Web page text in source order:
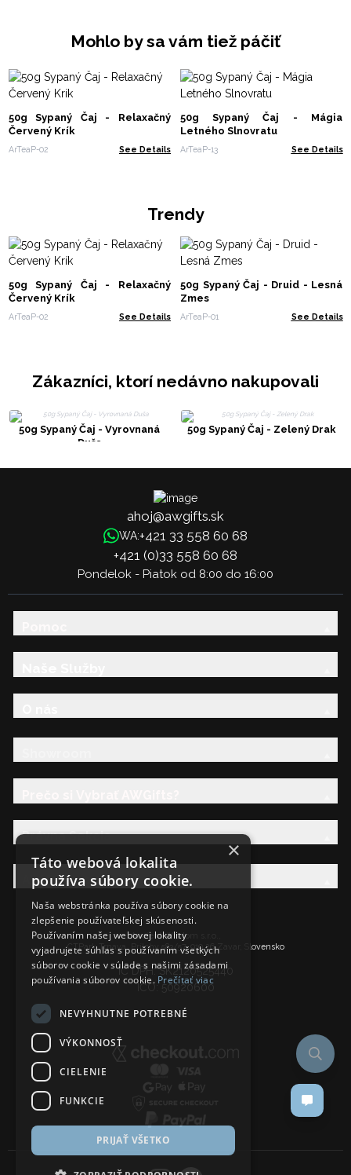
Mohlo by sa vám tiež páčiť
50g Sypaný Čaj - Relaxačný
Červený Krík
ArTeaP-02 See Details
50g Sypaný Čaj - Mágia
Letného Slnovratu
ArTeaP-13 See Details
Trendy
50g Sypaný Čaj - Relaxačný
Červený Krík
ArTeaP-02 See Details
50g Sypaný Čaj - Druid - Lesná
Zmes
ArTeaP-01 See Details
Zákazníci, ktorí nedávno nakupovali
50g Sypaný Čaj - Vyrovnaná
Duša
50g Sypaný Čaj - Zelený Drak
ahoj@awgifts.sk
WA:+421 33 558 60 68
+421 (0)33 558 60 68
Pondelok - Piatok od 8:00 do 16:00
Právna Sekcia
AW Rodina
Ancient Wisdom s.r.o.,
CTPark Trnava, Prílohy 583/57, 919 26 Zavar, Slovensko
IČ DPH: SK2120525440
IČO: 50920600
×
Táto webová lokalita
používa súbory cookie.
Naša webstránka používa súbory cookie na
zlepšenie používateľskej skúsenosti.
Používaním našej webovej lokality
vyjadrujete súhlas s používaním všetkých
súborov cookie v súlade s našimi zásadami
používania súborov cookie. Prečítať viac
NEVYHNUTNE POTREBNÉ
VÝKONNOSŤ
CIELENIE
FUNKCIE
PRIJAŤ VŠETKO